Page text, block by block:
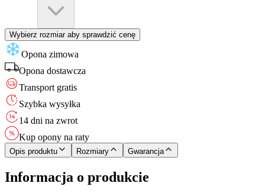
Wybierz rozmiar aby sprawdzić cenę
Opona zimowa
Opona dostawcza
Transport gratis
Szybka wysyłka
14 dni na zwrot
Kup opony na raty
Opis produktu Rozmiary Gwarancja
Informacja o produkcie